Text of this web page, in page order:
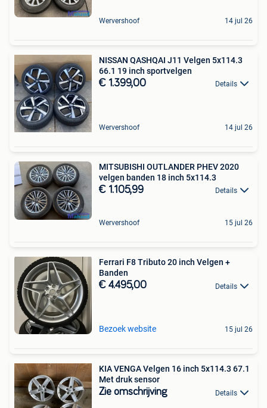
Wervershoof 14 jul 26
NISSAN QASHQAI J11 Velgen 5x114.3
66.1 19 inch sportvelgen
€ 1.399,00 Details
Wervershoof 14 jul 26
MITSUBISHI OUTLANDER PHEV 2020
velgen banden 18 inch 5x114.3
€ 1.105,99 Details
Wervershoof 15 jul 26
Ferrari F8 Tributo 20 inch Velgen +
Banden
€ 4.495,00 Details
Bezoek website 15 jul 26
KIA VENGA Velgen 16 inch 5x114.3 67.1
Met druk sensor
Zie omschrijving Details